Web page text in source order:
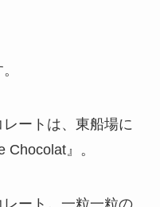
ートは、東船場に
』。
ート。一粒一粒の